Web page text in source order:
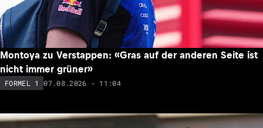
Montoya zu Verstappen: «Gras auf der anderen Seite ist
nicht immer grüner»
FORMEL 1 07.08.2026 - 11:04